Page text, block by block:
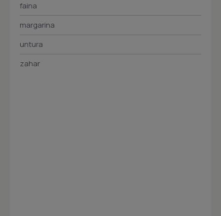
faina
margarina
untura
zahar